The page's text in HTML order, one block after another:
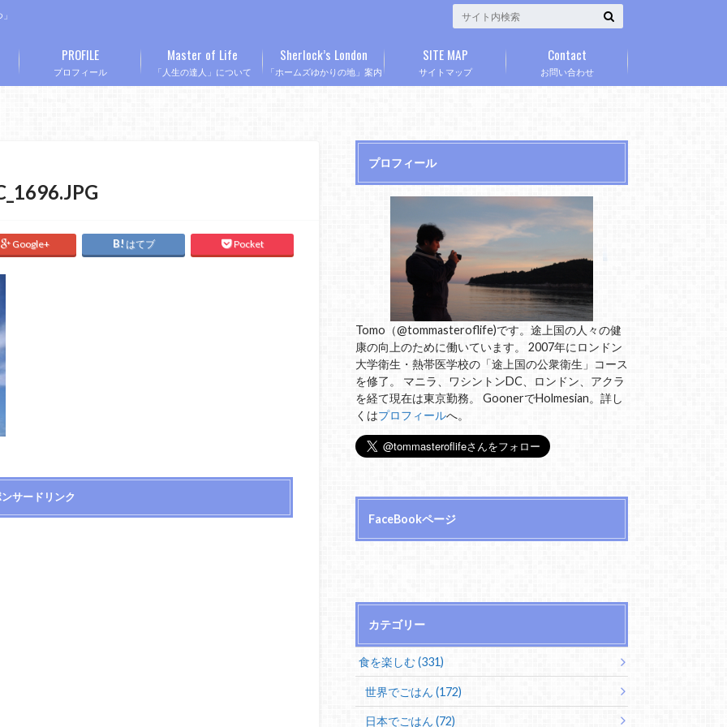
プロフィール
PROFILE
「人生の達人」について
Master of Life
「ホームズゆかりの地」案内
Sherlock’s London
サイトマップ
SITE MAP
お問い合わせ
Contact
Google+ はてブ Pocket
サードリンク
プロフィール
Tomo（@tommasteroflife)です。途上国の人々の健
康の向上のために働いています。 2007年にロンドン
大学衛生・熱帯医学校の「途上国の公衆衛生」コース
を修了。 マニラ、ワシントンDC、ロンドン、アクラ
を経て現在は東京勤務。 GoonerでHolmesian。詳し
くはプロフィールへ。
FaceBookページ
カテゴリー
食を楽しむ (331)
世界でごはん (172)
日本でごはん (72)